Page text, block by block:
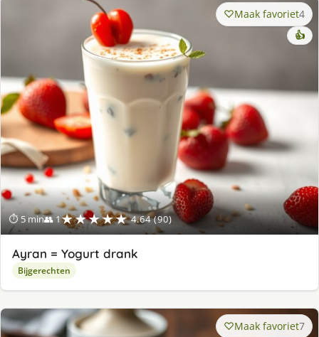
⏱ 5 min👥 1★★★★★ 4.64 (90)
Maak favoriet4
👍
Ayran = Yogurt drank
Bijgerechten
Maak favoriet7